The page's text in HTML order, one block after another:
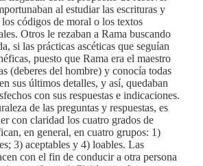
al estudiar las escrituras y
códigos de moral o los textos
Otros le rezaban a Rama buscando
si las prácticas ascéticas que seguían
puesto que Rama era el maestro
(deberes del hombre) y conocía todas
sus últimos detalles, y así, quedaban
con sus respuestas e indicaciones.
de las preguntas y respuestas, es
con claridad los cuatro grados de
en general, en cuatro grupos: 1)
3) aceptables y 4) loables. Las
con el fin de conducir a otra persona